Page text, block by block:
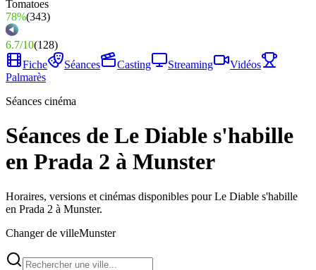
78%(343)
6.7/10(128)
Fiche
Séances Casting Streaming
Vidéos
Palmarès
Séances cinéma
Séances de Le Diable s'habille
en Prada 2 à Munster
Horaires, versions et cinémas disponibles pour Le Diable s'habille
en Prada 2 à Munster.
Changer de villeMunster